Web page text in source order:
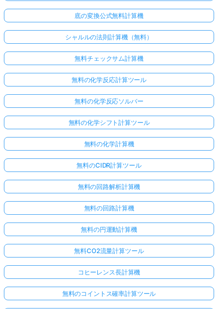
底の変換公式無料計算機
シャルルの法則計算機（無料）
無料チェックサム計算機
無料の化学反応計算ツール
無料の化学反応ソルバー
無料の化学シフト計算ツール
無料の化学計算機
無料のCIDR計算ツール
無料の回路解析計算機
無料の回路計算機
無料の円運動計算機
無料CO2流量計算ツール
コヒーレンス長計算機
無料のコイントス確率計算ツール